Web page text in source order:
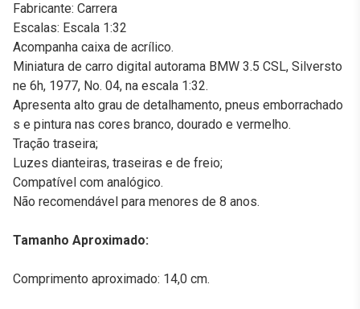
Fabricante: Carrera
Escalas: Escala 1:32
Acompanha caixa de acrílico.
Miniatura de carro digital autorama BMW 3.5 CSL, Silversto
ne 6h, 1977, No. 04, na escala 1:32.
Apresenta alto grau de detalhamento, pneus emborrachado
s e pintura nas cores branco, dourado e vermelho.
Tração traseira;
Luzes dianteiras, traseiras e de freio;
Compatível com analógico.
Não recomendável para menores de 8 anos.
Tamanho Aproximado:
Comprimento aproximado: 14,0 cm.